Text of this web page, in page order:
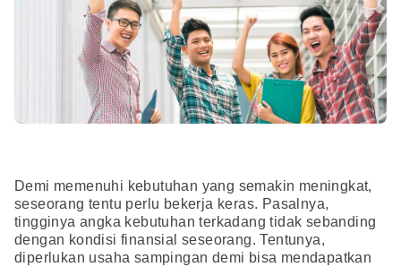
Demi memenuhi kebutuhan yang semakin meningkat,
seseorang tentu perlu bekerja keras. Pasalnya,
tingginya angka kebutuhan terkadang tidak sebanding
dengan kondisi finansial seseorang. Tentunya,
diperlukan usaha sampingan demi bisa mendapatkan